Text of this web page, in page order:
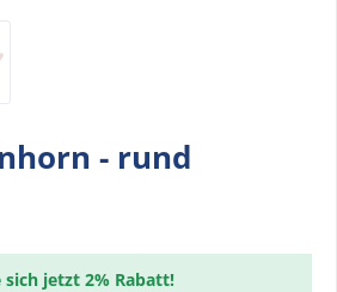
- rund
sich jetzt 2% Rabatt!